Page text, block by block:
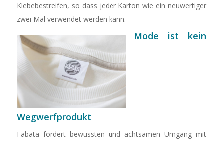
Klebebestreifen, so dass jeder Karton wie ein neuwertiger
zwei Mal verwendet werden kann.
Mode ist kein
Wegwerfprodukt
Fabata fördert bewussten und achtsamen Umgang mit